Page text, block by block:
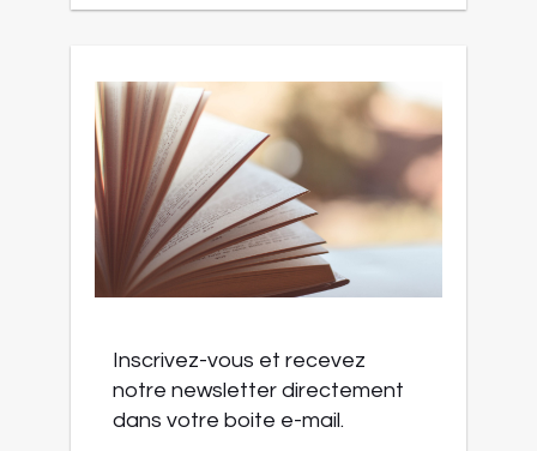
Inscrivez-vous et recevez
notre newsletter directement
dans votre boite e-mail.